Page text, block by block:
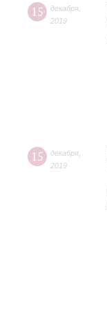
15 декабря
2019
15 декабря
2019